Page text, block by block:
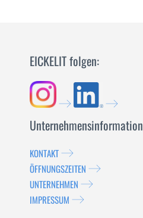
EICKELIT folgen:
Unternehmensinformation
KONTAKT
ÖFFNUNGSZEITEN
UNTERNEHMEN
IMPRESSUM